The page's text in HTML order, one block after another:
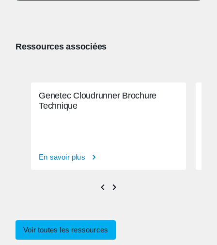
Ressources associées
Genetec Cloudrunner Brochure
Technique
En savoir plus
Voir toutes les ressources